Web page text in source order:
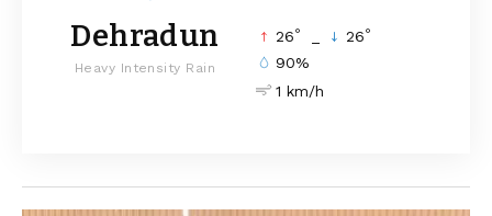
Dehradun
Heavy Intensity Rain
26° 26°
90%
1 km/h